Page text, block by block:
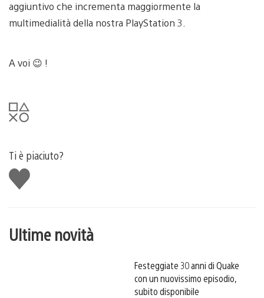
aggiuntivo che incrementa maggiormente la
multimedialità della nostra PlayStation 3.
A voi 😉 !
Ti è piaciuto?
Mi
piace
Ultime novità
Festeggiate 30 anni di Quake
con un nuovissimo episodio,
subito disponibile